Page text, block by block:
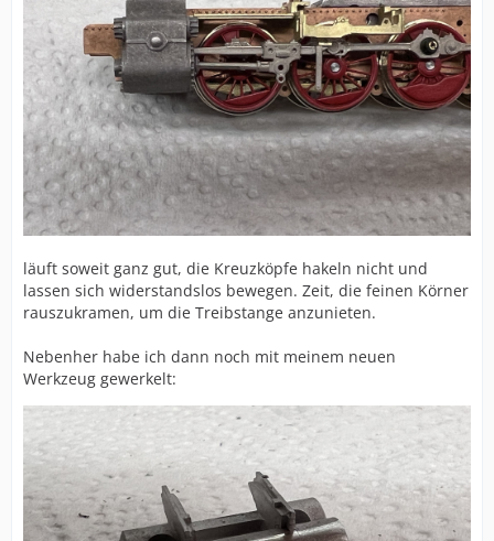
läuft soweit ganz gut, die Kreuzköpfe hakeln nicht und
lassen sich widerstandslos bewegen. Zeit, die feinen Körner
rauszukramen, um die Treibstange anzunieten.
Nebenher habe ich dann noch mit meinem neuen
Werkzeug gewerkelt: